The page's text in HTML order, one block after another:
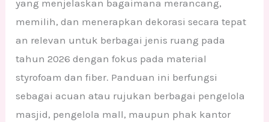
yang menjelaskan bagaimana merancang,
memilih, dan menerapkan dekorasi secara tepat
an relevan untuk berbagai jenis ruang pada
tahun 2026 dengan fokus pada material
styrofoam dan fiber. Panduan ini berfungsi
sebagai acuan atau rujukan berbagai pengelola
masjid, pengelola mall, maupun phak kantor